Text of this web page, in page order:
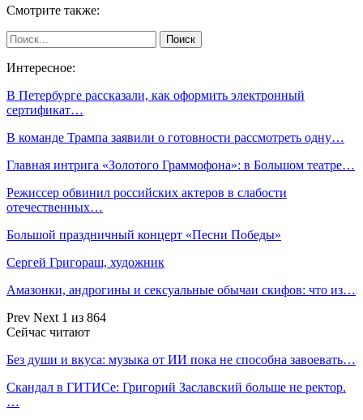
Смотрите также:
Интересное:
В Петербурге рассказали, как оформить электронный
сертификат…
В команде Трампа заявили о готовности рассмотреть одну…
Главная интрига «Золотого Граммофона»: в Большом театре…
Режиссер обвинил российских актеров в слабости
отечественных…
Большой праздничный концерт «Песни Победы»
Сергей Григораш, художник
Амазонки, андрогины и сексуальные обычаи скифов: что из…
Prev Next 1 из 864
Сейчас читают
Без души и вкуса: музыка от ИИ пока не способна завоевать…
Скандал в ГИТИСе: Григорий Заславский больше не ректор.
…